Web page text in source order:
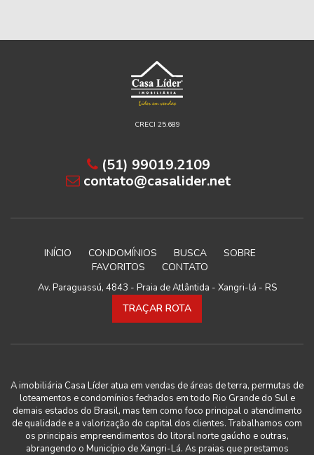
CRECI 25.689
(51) 99019.2109
contato@casalider.net
INÍCIO CONDOMÍNIOS BUSCA
SOBRE
FAVORITOS
CONTATO
Av. Paraguassú, 4843 - Praia de Atlântida - Xangri-lá - RS
TRAÇAR ROTA
A imobiliária Casa Líder atua em vendas de áreas de terra, permutas de
loteamentos e condomínios fechados em todo Rio Grande do Sul e
demais estados do Brasil, mas tem como foco principal o atendimento
de qualidade e a valorização do capital dos clientes. Trabalhamos com
os principais empreendimentos do litoral norte gaúcho e outras,
abrangendo o Município de Xangri-Lá. As praias que prestamos